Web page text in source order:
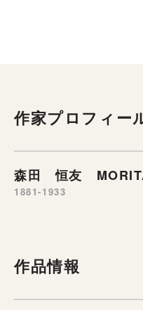
作家プロフィー
森田 恒友
1881-1933
作品情報